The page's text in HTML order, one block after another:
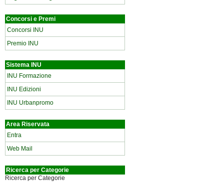
Concorsi e Premi
Concorsi INU
Premio INU
Sistema INU
INU Formazione
INU Edizioni
INU Urbanpromo
Area Riservata
Entra
Web Mail
Ricerca per Categorie
Ricerca per Categorie